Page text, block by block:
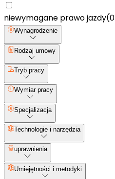
niewymagane prawo jazdy(0
Wynagrodzenie
Rodzaj umowy
Tryb pracy
Wymiar pracy
Specjalizacja
Technologie i narzędzia
uprawnienia
Umiejętności i metodyki